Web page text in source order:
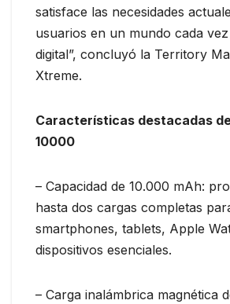
satisface las necesidades
usuarios en un mundo cada
digital”, concluyó la Territory
Xtreme.
Características destacadas
10000
– Capacidad de 10.000 mAh:
hasta dos cargas completas
smartphones, tablets, Apple
dispositivos esenciales.
– Carga inalámbrica magnética